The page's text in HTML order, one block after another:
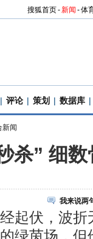
搜狐首页-新闻 -体
| 评论 | 策划 | 数据库 |
新闻
杀” 细
我来说两
伏，波折